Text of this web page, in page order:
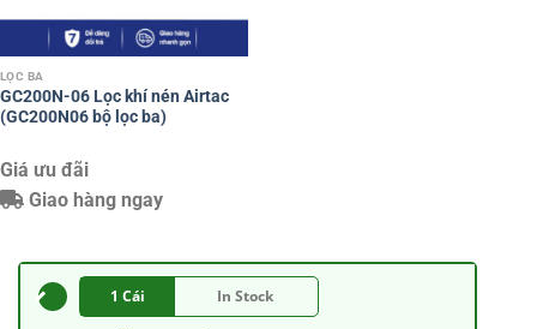
LỌC BA
GC200N-06 Lọc khí nén Airtac
(GC200N06 bộ lọc ba)
Giá ưu đãi
Giao hàng ngay
1 Cái In Stock